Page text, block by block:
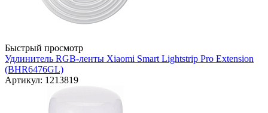
Быстрый просмотр
Удлинитель RGB-ленты Xiaomi Smart Lightstrip Pro Extension
(BHR6476GL)
Артикул: 1213819